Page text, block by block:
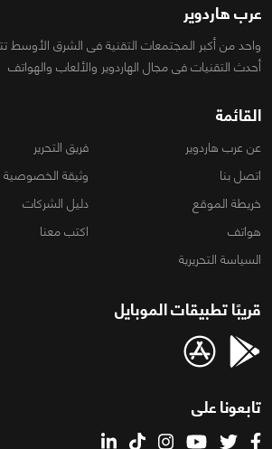
عرب هاردوير
واحد من أكبر المجتمعات التقنية فى الشرق الأوسط
أحدث التقنيات فى مجال الهاردوير والألعاب والهواتف
القائمة
عن عرب هاردوير
فريق التحرير
اتصل بنا
وثيقة الخصوصية
خريطة الموقع
دليل الشركات
هواتف
اكتب معنا
السياسة التحريرية
قريبًا تطبيقات الموبايل
تابعونا على